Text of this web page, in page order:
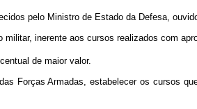
pelo Ministro de Estado da Defesa,
militar, inerente aos cursos realizados com
de maior valor.
Forças Armadas, estabelecer os cursos